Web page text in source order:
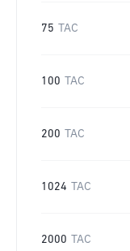
75 TAC
100 TAC
200 TAC
1024 TAC
2000 TAC